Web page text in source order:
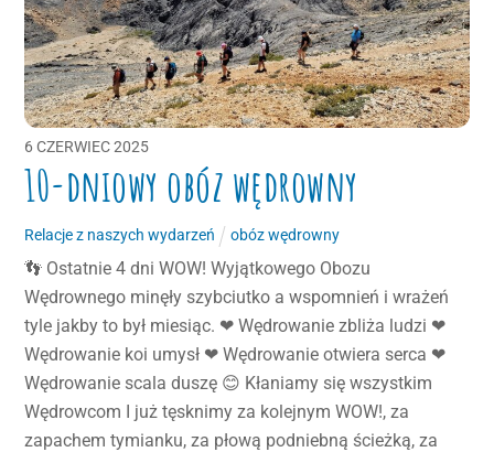
6 CZERWIEC 2025
10-dniowy obóz wędrowny
Relacje z naszych wydarzeń obóz wędrowny
👣 Ostatnie 4 dni WOW! Wyjątkowego Obozu
Wędrownego minęły szybciutko a wspomnień i wrażeń
tyle jakby to był miesiąc. ❤ Wędrowanie zbliża ludzi ❤
Wędrowanie koi umysł ❤ Wędrowanie otwiera serca ❤
Wędrowanie scala duszę 😊 Kłaniamy się wszystkim
Wędrowcom I już tęsknimy za kolejnym WOW!, za
zapachem tymianku, za płową podniebną ścieżką, za